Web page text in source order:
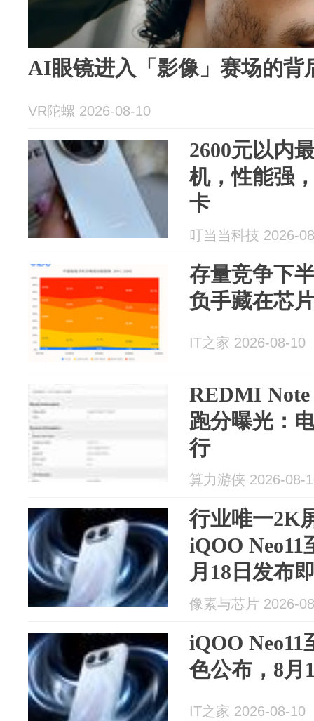
AI眼镜进入「影像」赛场的背
VR陀螺 2026-08-10
2600元以内
机，性能强
卡
叮当当科技 2026-
存量竞争下
负手藏在芯
IT之家 2026-08-10
REDMI Note
跑分曝光：
行
算力游侠 2026-08-
行业唯一2K
iQOO
月18日发布
像素与芯片 2026-
iQOO
色公布，8月
IT之家 2026-08-10